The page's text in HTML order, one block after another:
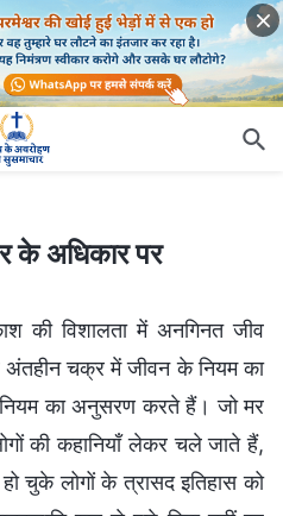
के अधिकार पर
की विशालता में अनगिनत जीव
चक्र में जीवन के नियम का
का अनुसरण करते हैं। जो मर
की कहानियाँ लेकर चले जाते हैं,
चुके लोगों के त्रासद इतिहास को